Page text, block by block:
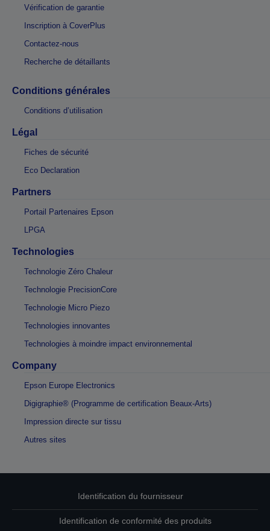
Vérification de garantie
Inscription à CoverPlus
Contactez-nous
Recherche de détaillants
Conditions générales
Conditions d’utilisation
Légal
Fiches de sécurité
Eco Declaration
Partners
Portail Partenaires Epson
LPGA
Technologies
Technologie Zéro Chaleur
Technologie PrecisionCore
Technologie Micro Piezo
Technologies innovantes
Technologies à moindre impact environnemental
Company
Epson Europe Electronics
Digigraphie® (Programme de certification Beaux-Arts)
Impression directe sur tissu
Autres sites
Identification du fournisseur
Identification de conformité des produits